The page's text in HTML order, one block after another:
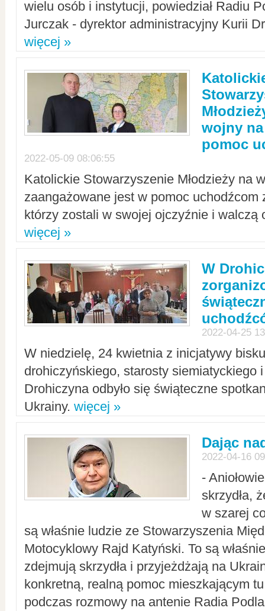
wielu osób i instytucji, powiedział Radiu
Jurczak - dyrektor administracyjny Kurii
więcej »
wojny
pomoc
2022-05-09 08:06:55
Katolickie Stowarzyszenie Młodzieży na
zaangażowane jest w pomoc uchodźcom
którzy zostali w swojej ojczyźnie i walczą
więcej »
W
2022-04-25
W niedzielę, 24 kwietnia z inicjatywy
drohiczyńskiego, starosty siemiatyckiego
Drohiczyna odbyło się świąteczne
Ukrainy. więcej »
Dając
2022-04-16
-
skrzydła,
w szarej
są właśnie ludzie ze Stowarzyszenia
Motocyklowy Rajd Katyński. To są
zdejmują skrzydła i przyjeżdżają na
konkretną, realną pomoc mieszkającym
podczas rozmowy na antenie Radia